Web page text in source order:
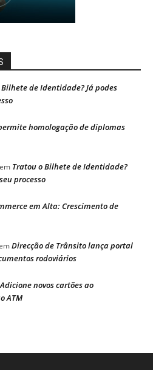
de Identidade? Já podes
homologação de diplomas
em Tratou o Bilhete de Identidade?
processo
em Alta: Crescimento de
Direcção de Trânsito lança portal
rodoviários
Adicione novos cartões ao
ATM